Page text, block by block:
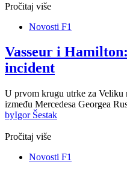
Pročitaj više
Novosti F1
Vasseur i
incident
U prvom krugu utrke za Veliku
između Mercedesa Georgea
byIgor Šestak
Pročitaj više
Novosti F1